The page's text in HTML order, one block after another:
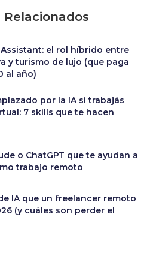
Assistant: el rol híbrido entre
y turismo de lujo (que paga
al año)
por la IA si trabajás
7 skills que te hacen
o ChatGPT que te ayudan a
trabajo remoto
IA que un freelancer remoto
(y cuáles son perder el